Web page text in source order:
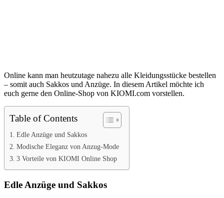
Online kann man heutzutage nahezu alle Kleidungsstücke bestellen
– somit auch Sakkos und Anzüge. In diesem Artikel möchte ich
euch gerne den Online-Shop von KIOMI.com vorstellen.
Table of Contents
Edle Anzüge und Sakkos
Modische Eleganz von Anzug-Mode
3 Vorteile von KIOMI Online Shop
Edle Anzüge und Sakkos